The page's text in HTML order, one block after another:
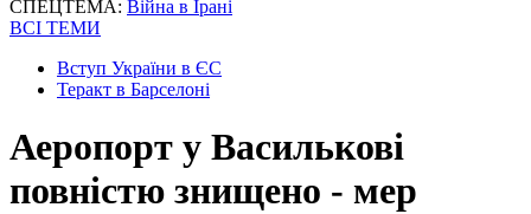
СПЕЦТЕМА: Війна в Ірані
ВСІ ТЕМИ
Вступ України в ЄС
Теракт в Барселоні
Аеропорт у Василькові
повністю знищено - мер